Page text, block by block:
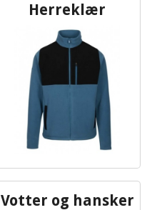
Herreklær
Votter og hansker